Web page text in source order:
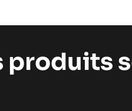
produits